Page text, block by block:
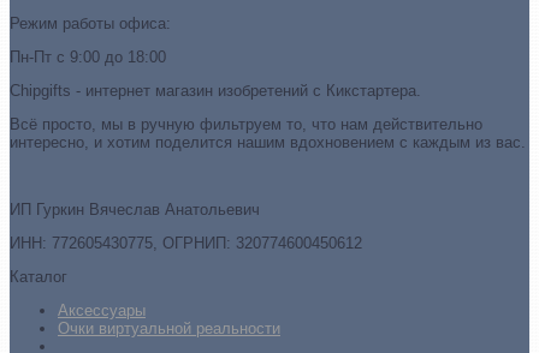
Режим работы офиса:
Пн-Пт с 9:00 до 18:00
Chipgifts - интернет магазин изобретений с Кикстартера.
Всё просто, мы в ручную фильтруем то, что нам действительно
интересно, и хотим поделится нашим вдохновением с каждым из вас.
ИП Гуркин Вячеслав Анатольевич
ИНН: 772605430775, ОГРНИП: 320774600450612
Каталог
Аксессуары
Очки виртуальной реальности